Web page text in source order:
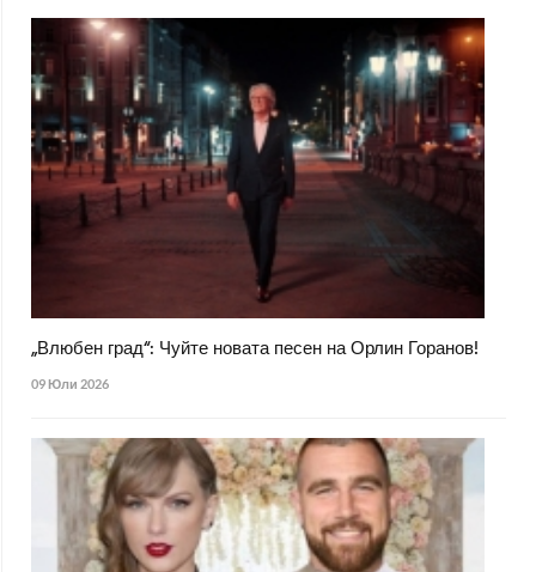
„Влюбен град“: Чуйте новата песен на Орлин Горанов!
09 Юли 2026